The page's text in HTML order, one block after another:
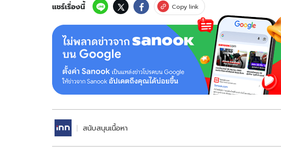
แชร์เรื่องนี้ Copy link
สนับสนุนเนื้อหา